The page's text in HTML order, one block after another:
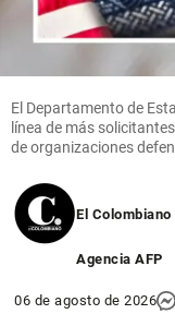
El Departamento de
línea de más
de organizaciones
El Colombiano
Agencia AFP
06 de agosto de 2026